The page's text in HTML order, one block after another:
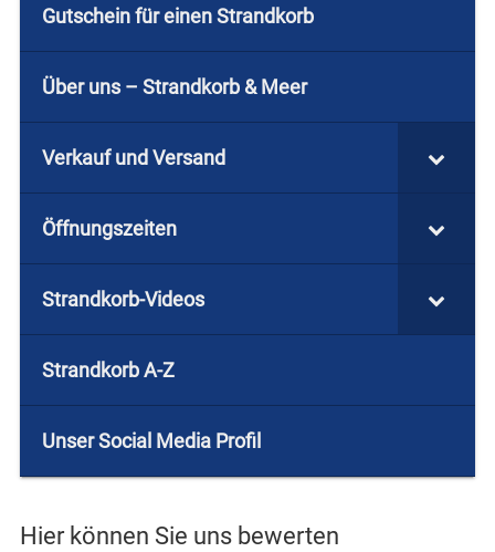
Gutschein für einen Strandkorb
Über uns – Strandkorb & Meer
Verkauf und Versand
Öffnungszeiten
Strandkorb-Videos
Strandkorb A-Z
Unser Social Media Profil
Hier können Sie uns bewerten